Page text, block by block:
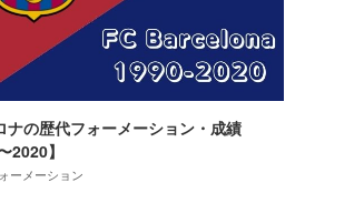
ナの歴代フォーメーション・成績
2020】
ーメーション